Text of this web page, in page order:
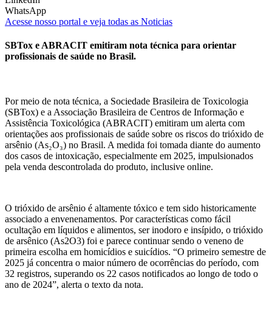
WhatsApp
Acesse nosso portal e veja todas as Noticias
SBTox e ABRACIT emitiram nota técnica para orientar
profissionais de saúde no Brasil.
Por meio de nota técnica, a Sociedade Brasileira de Toxicologia
(SBTox) e a Associação Brasileira de Centros de Informação e
Assistência Toxicológica (ABRACIT) emitiram um alerta com
orientações aos profissionais de saúde sobre os riscos do trióxido de
arsênio (As₂O₃) no Brasil. A medida foi tomada diante do aumento
dos casos de intoxicação, especialmente em 2025, impulsionados
pela venda descontrolada do produto, inclusive online.
O trióxido de arsênio é altamente tóxico e tem sido historicamente
associado a envenenamentos. Por características como fácil
ocultação em líquidos e alimentos, ser inodoro e insípido, o trióxido
de arsênico (As2O3) foi e parece continuar sendo o veneno de
primeira escolha em homicídios e suicídios. “O primeiro semestre de
2025 já concentra o maior número de ocorrências do período, com
32 registros, superando os 22 casos notificados ao longo de todo o
ano de 2024”, alerta o texto da nota.